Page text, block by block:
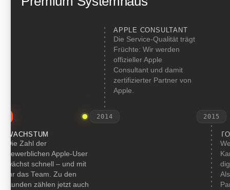
Zahl der
Apple-User
schnell – und mit
das Team. Zu den
zählen jetzt auch
APPLE CONSULTANT
Die Service-Qualität trägt
Früchte: Wir werden
offizieller Apple
Consultant und damit
zertifizierter Partner von
Apple.
2014
Als
2015